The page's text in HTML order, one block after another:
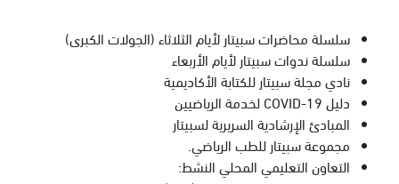
سلسلة محاضرات سبيتار لأيام الثلاثاء (الجولات الكبرى)
سلسلة ندوات سبيتار لأيام الأربعاء
نادي مجلة سبيتار للكتابة الأكاديمية
دليل COVID-19 لخدمة الرياضيين
المبادئ الإرشادية السريرية لسبيتار
مجموعة سبيتار للطب الرياضي.
التعاون التعليمي المحلي النشط: